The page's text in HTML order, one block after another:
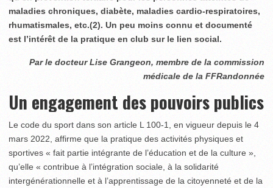
maladies chroniques, diabète, maladies cardio-respiratoires,
rhumatismales, etc.(2). Un peu moins connu et documenté
est l’intérêt de la pratique en club sur le lien social.
Par le docteur Lise Grangeon, membre de la commission
médicale de la FFRandonnée
Un engagement des pouvoirs publics
Le code du sport dans son article L 100-1, en vigueur depuis le 4
mars 2022, affirme que la pratique des activités physiques et
sportives « fait partie intégrante de l’éducation et de la culture »,
qu’elle « contribue à l’intégration sociale, à la solidarité
intergénérationnelle et à l’apprentissage de la citoyenneté et de la